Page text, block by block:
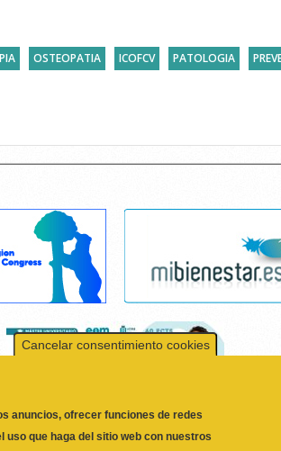
OSTEOPATIA ICOFCV PATOLOGIA
Cancelar consentimiento cookies
anuncios, ofrecer funciones de redes
con otra información que les
de sus servicios.